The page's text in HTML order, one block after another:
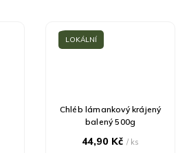
LOKÁLNÍ
Chléb lámankový krájený
balený 500g
44,90 Kč/ ks